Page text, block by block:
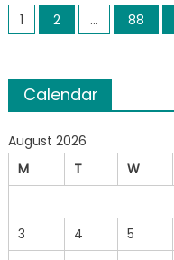
Posts
1 2 … 88
Calendar
August 2026
M
T W
3
4 5